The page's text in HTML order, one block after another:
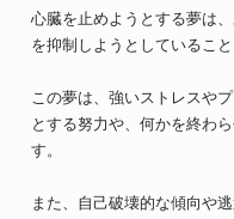
心臓を止めようとする夢は
を抑制しようとしていること
この夢は、強いストレスや
とする努力や、何かを終わ
す。
また、自己破壊的な傾向や